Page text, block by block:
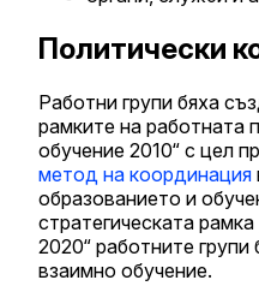
Политически
Работни групи бяха
рамките на работната
обучение 2010“ с цел
метод на координация
образованието и
стратегическата
2020“ работните
взаимно обучение.